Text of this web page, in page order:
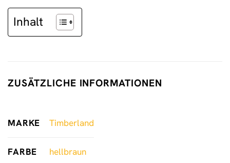
Inhalt
ZUSÄTZLICHE INFORMATIONEN
MARKE Timberland
FARBE hellbraun